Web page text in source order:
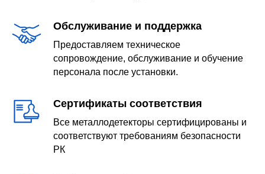
Обслуживание и поддержка
Предоставляем техническое
сопровождение, обслуживание и обучение
персонала после установки.
Сертификаты соответствия
Все металлодетекторы сертифицированы и
соответствуют требованиям безопасности
РК